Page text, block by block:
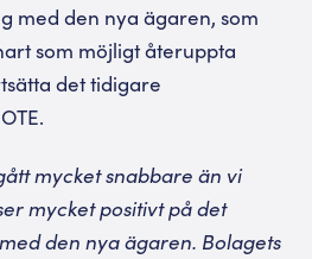
med den nya ägaren, som
som möjligt återuppta
det tidigare
mycket snabbare än vi
mycket positivt på det
den nya ägaren. Bolagets